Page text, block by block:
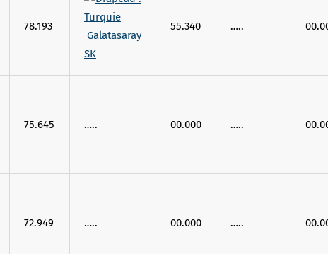
78.193
Galatasaray
SK
55.340 …..
75.645 ….. 00.000 …..
72.949 ….. 00.000 …..